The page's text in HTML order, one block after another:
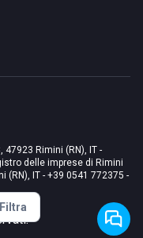
Filtra
47923 Rimini (RN), IT -
delle imprese di Rimini
(RN), IT - +39 0541 772375 -